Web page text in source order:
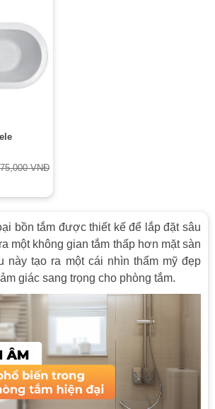
VNĐ
bồn tắm được thiết kế để lắp đặt sâu
một không gian tắm thấp hơn mặt sàn
này tạo ra một cái nhìn thẩm mỹ đẹp
giác sang trọng cho phòng tắm.